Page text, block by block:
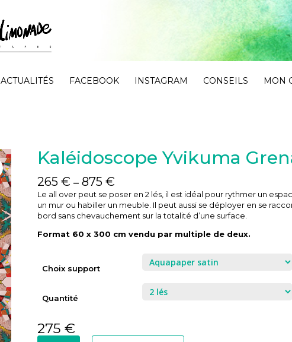
ACTUALITÉS FACEBOOK INSTAGRAM CONSEILS MON
Kaléidoscope Yvikuma
265 € – 875 €
Le all over peut se poser en 2 lés, il est idéal pour rythmer un
un mur ou habiller un meuble. Il peut aussi se déployer en se
bord sans chevauchement sur la totalité d’une surface.
Format 60 x 300 cm vendu par multiple de deux.
Choix support
Quantité
275 €